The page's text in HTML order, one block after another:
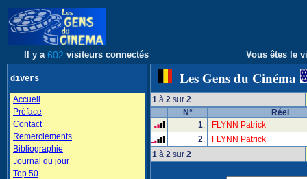
Il y a 602 visiteurs connectés Vous êtes le
divers
Accueil
Préface
Contact
Remerciements
Bibliographie
Journal du jour
Top 50
Les Gens du Cinéma
1 à 2 sur 2
N°
Réel
1.
FLYNN Patrick
2.
FLYNN Patrick
1 à 2 sur 2